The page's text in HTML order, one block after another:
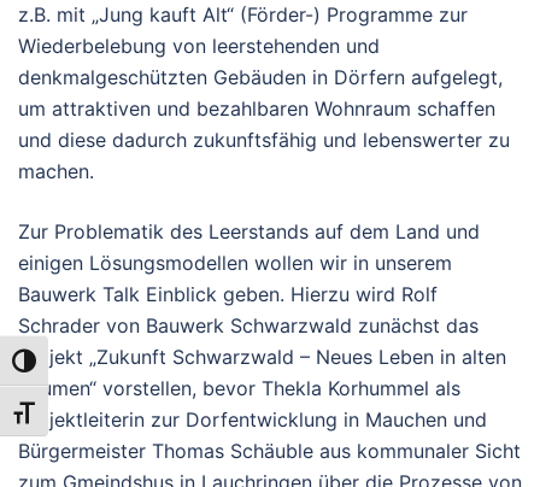
UMSCHALTEN AUF HOHE KONTRASTE
SCHRIFT VERGRÖSSERN
z.B. mit „Jung kauft Alt“ (Förder-) Programme zur
Wiederbelebung von leerstehenden und
denkmalgeschützten Gebäuden in Dörfern aufgelegt,
um attraktiven und bezahlbaren Wohnraum schaffen
und diese dadurch zukunftsfähig und lebenswerter zu
machen.
Zur Problematik des Leerstands auf dem Land und
einigen Lösungsmodellen wollen wir in unserem
Bauwerk Talk Einblick geben. Hierzu wird Rolf
Schrader von Bauwerk Schwarzwald zunächst das
Projekt „Zukunft Schwarzwald – Neues Leben in alten
Räumen“ vorstellen, bevor Thekla Korhummel als
Projektleiterin zur Dorfentwicklung in Mauchen und
Bürgermeister Thomas Schäuble aus kommunaler Sicht
zum Gmeindshus in Lauchringen über die Prozesse von